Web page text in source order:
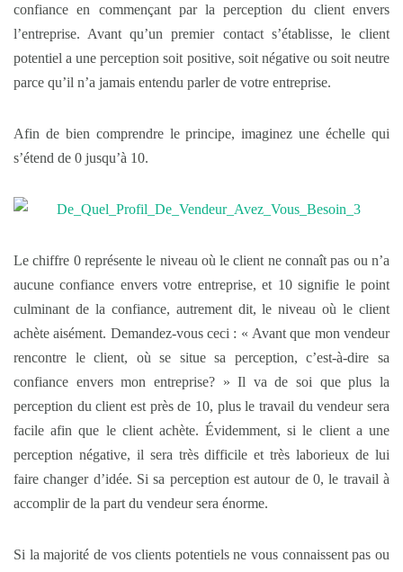
confiance en commençant par la perception du client envers
l’entreprise. Avant qu’un premier contact s’établisse, le client
potentiel a une perception soit positive, soit négative ou soit neutre
parce qu’il n’a jamais entendu parler de votre entreprise.
Afin de bien comprendre le principe, imaginez une échelle qui
s’étend de 0 jusqu’à 10.
Le chiffre 0 représente le niveau où le client ne connaît pas ou n’a
aucune confiance envers votre entreprise, et 10 signifie le point
culminant de la confiance, autrement dit, le niveau où le client
achète aisément. Demandez-vous ceci : « Avant que mon vendeur
rencontre le client, où se situe sa perception, c’est-à-dire sa
confiance envers mon entreprise? » Il va de soi que plus la
perception du client est près de 10, plus le travail du vendeur sera
facile afin que le client achète. Évidemment, si le client a une
perception négative, il sera très difficile et très laborieux de lui
faire changer d’idée. Si sa perception est autour de 0, le travail à
accomplir de la part du vendeur sera énorme.
Si la majorité de vos clients potentiels ne vous connaissent pas ou